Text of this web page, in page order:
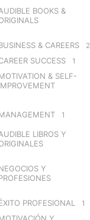
BOOKS &
& CAREERS 2
SUCCESS 1
& SELF-
1
LIBROS Y
Y
PROFESIONAL 1
Y